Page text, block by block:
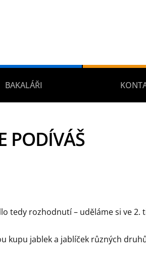
BAKALÁŘI
PODÍVÁŠ
tedy rozhodnutí – uděláme si ve 2.
kupu jablek a jablíček různých